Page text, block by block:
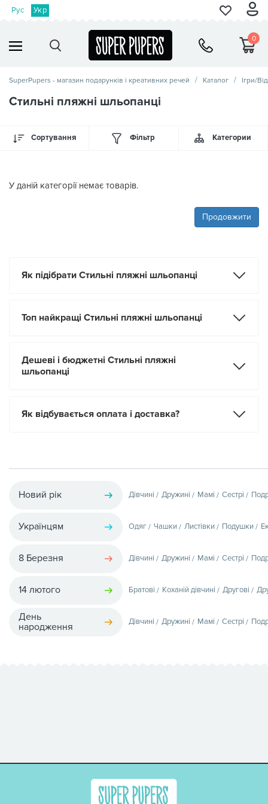
Рус Укр
0
SuperPupers - магазин подарунків і креативних речей Каталог Ігри/
Стильні пляжні шльопанці
Сортування Фільтр Категории
У даній категорії немає товарів.
Продовжити
Як підібрати Стильні пляжні шльопанці
Топ найкращі Стильні пляжні шльопанці
Дешеві і бюджетні Стильні пляжні
шльопанці
Як відбувається оплата і доставка?
Новий рік Дівчині Дружині Мамі Сестрі
Українцям Одяг Чашки Листівки Подушки
8 Березня Дівчині Дружині Мамі Сестрі
14 лютого Братові Коханій дівчині Другові
День
народження
Дівчині Дружині Мамі Сестрі